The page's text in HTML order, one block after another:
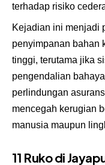
terhadap risiko
Kejadian ini menjadi
penyimpanan bahan
tinggi, terutama jika
pengendalian
perlindungan
mencegah kerugian
manusia maupun
11 Ruko di